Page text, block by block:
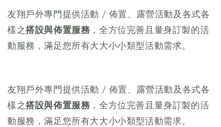
友翔戶外專門提供活動 / 佈置、露營活動及各式各
樣之搭設與佈置服務 ，全方位完善且量身訂製的活
動服務，滿足您所有大大小小類型活動需求。
友翔戶外專門提供活動 / 佈置、露營活動及各式各
樣之搭設與佈置服務 ，全方位完善且量身訂製的活
動服務，滿足您所有大大小小類型活動需求。